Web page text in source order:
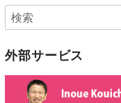
外部サービス